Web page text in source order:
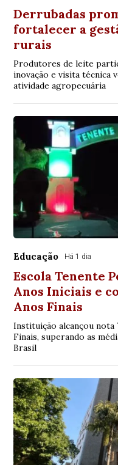
Derrubadas
fortalecer a
rurais
Produtores de leite
inovação e visita técnica
atividade agropecuária
Educação Há 1 dia
Escola Tenente
Anos Iniciais e
Anos Finais
Instituição alcançou nota
Finais, superando as
Brasil